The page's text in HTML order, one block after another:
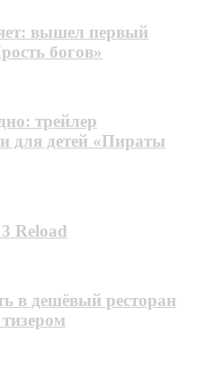
вышел первый
богов»
трейлер
для детей «Пираты
Reload
в дешёвый ресторан